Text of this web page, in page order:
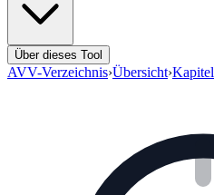
Über dieses Tool
AVV-Verzeichnis›Übersicht›Kapitel